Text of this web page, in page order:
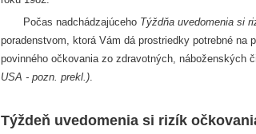
Počas nadchádzajúceho Týždňa uvedomenia si
poradenstvom, ktorá Vám dá prostriedky potrebné na
povinného očkovania zo zdravotných, náboženských
USA - pozn. prekl.).
Týždeň uvedomenia si rizík